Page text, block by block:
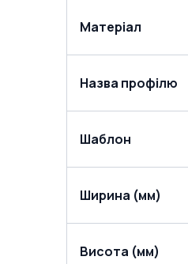
Матеріал
Назва профілю
Шаблон
Ширина (мм)
Висота (мм)